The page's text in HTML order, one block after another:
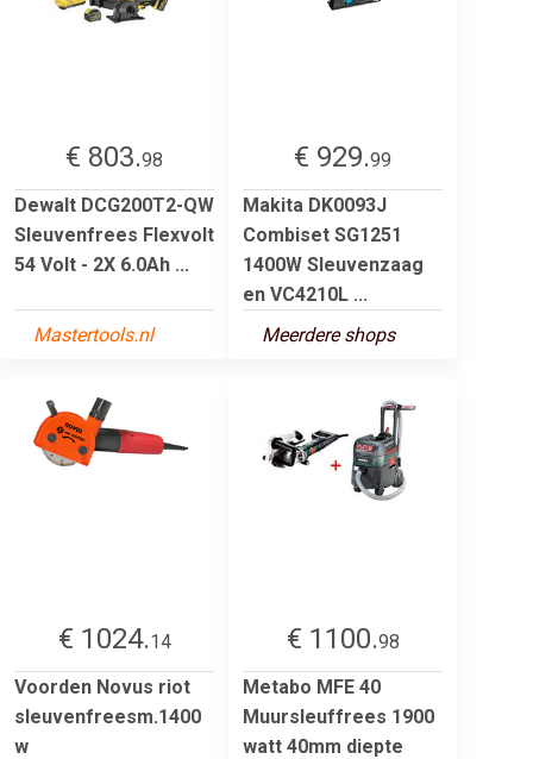
€ 803.98
Dewalt DCG200T2-QW
Sleuvenfrees Flexvolt
54 Volt - 2X 6.0Ah ...
Mastertools.nl
€ 929.99
Makita DK0093J
Combiset SG1251
1400W Sleuvenzaag
en VC4210L ...
Meerdere shops
€ 1024.14
Voorden Novus riot
sleuvenfreesm.1400
w
€ 1100.98
Metabo MFE 40
Muursleuffrees 1900
watt 40mm diepte